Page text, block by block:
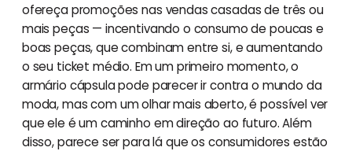
ofereça promoções nas vendas casadas de três ou
mais peças — incentivando o consumo de poucas e
boas peças, que combinam entre si, e aumentando
o seu ticket médio. Em um primeiro momento, o
armário cápsula pode parecer ir contra o mundo da
moda, mas com um olhar mais aberto, é possível ver
que ele é um caminho em direção ao futuro. Além
disso, parece ser para lá que os consumidores estão